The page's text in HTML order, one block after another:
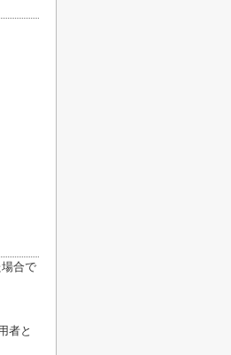
合で
者と